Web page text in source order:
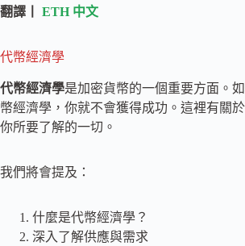
翻譯丨 ETH 中文
代幣經濟學
代幣經濟學是加密貨幣的一個重要方面。
幣經濟學，你就不會獲得成功。這裡有關
你所要了解的一切。
我們將會提及：
什麼是代幣經濟學？
深入了解供應與需求